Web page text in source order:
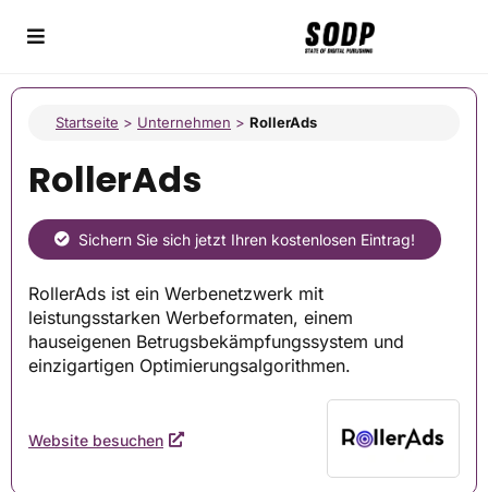
Startseite > Unternehmen > RollerAds
RollerAds
Sichern Sie sich jetzt Ihren kostenlosen Eintrag!
RollerAds ist ein Werbenetzwerk mit
leistungsstarken Werbeformaten, einem
hauseigenen Betrugsbekämpfungssystem und
einzigartigen Optimierungsalgorithmen.
Website besuchen